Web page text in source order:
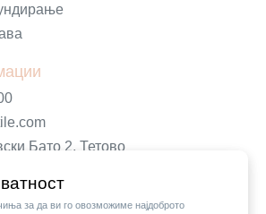
за да ви го овозможиме најдоброто
Бато 2, Тетово